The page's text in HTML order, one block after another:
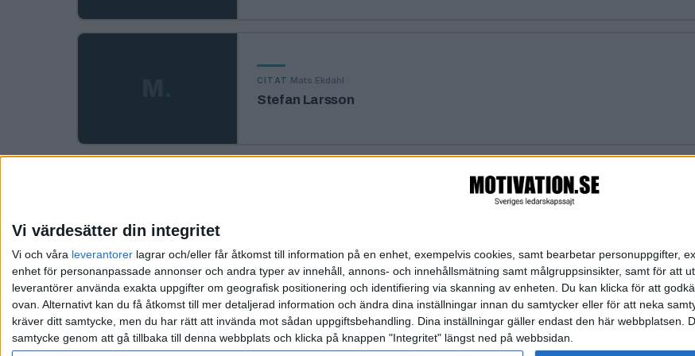
Vi värdesätter din integritet
Vi och våra leverantorer lagrar och/eller får åtkomst till information på en enhet, exempelvis cookies, samt bearbetar personuppgifter,
enhet för personanpassade annonser och andra typer av innehåll, annons- och innehållsmätning samt målgruppsinsikter, samt för att
leverantörer använda exakta uppgifter om geografisk positionering och identifiering via skanning av enheten. Du kan klicka för att
ovan. Alternativt kan du få åtkomst till mer detaljerad information och ändra dina inställningar innan du samtycker eller för att neka
kräver ditt samtycke, men du har rätt att invända mot sådan uppgiftsbehandling. Dina inställningar gäller endast den här
samtycke genom att gå tillbaka till denna webbplats och klicka på knappen "Integritet" längst ned på webbsidan.
CITAT Mats Ekdahl
Stefan Larsson